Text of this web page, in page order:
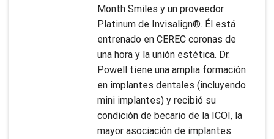
Month Smiles y un proveedor
Platinum de Invisalign®. Él está
entrenado en CEREC coronas de
una hora y la unión estética. Dr.
Powell tiene una amplia formación
en implantes dentales (incluyendo
mini implantes) y recibió su
condición de becario de la ICOI, la
mayor asociación de implantes